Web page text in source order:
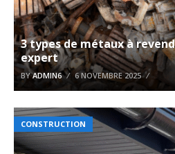
3 types de métaux à
expert
BYADMIN6 6 NOVEMBRE 2025
CONSTRUCTION